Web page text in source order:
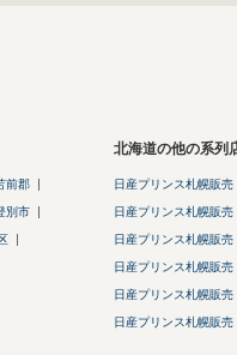
前郡
別市
北海道の他の系列
日産プリンス札幌販
日産プリンス札幌販
日産プリンス札幌販
日産プリンス札幌販
日産プリンス札幌販
日産プリンス札幌販